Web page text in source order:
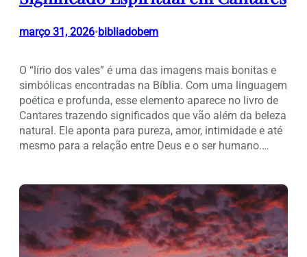
março 31, 2026•bibliadobem
O “lírio dos vales” é uma das imagens mais bonitas e
simbólicas encontradas na Bíblia. Com uma linguagem
poética e profunda, esse elemento aparece no livro de
Cantares trazendo significados que vão além da beleza
natural. Ele aponta para pureza, amor, intimidade e até
mesmo para a relação entre Deus e o ser humano.…